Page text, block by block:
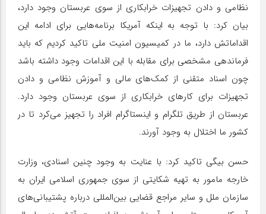
نظامی و دادن تجهیزات خرابکاری از سوی عربستان وجود دارد،
بیان کرد: با توجه به اینکه آمریکا برنامه‌هایی برای ادامه این
اقداماتش دارد، ما در کمیسیون امنیت ملی تاکید کردیم که باید
فرماندهی مشخصی برای مقابله با این اقدامات وجود داشته باشد
چون اسناد متقنی از کمک‌های مالی و آموزش نظامی و دادن
تجهیزات برای کارهای خرابکاری از سوی عربستان وجود دارد.
عربستان از طریق تلگرام و اینستاگرام افراد را تجهیز می‌کرد تا در
کشور ما اختلال به وجود آورند.
حسن بیگی تاکید کرد: با عنایت به وجود چنین اسنادی، وزارت
خارجه مامور به تهیه شکایتی از سوی جمهوری اسلامی ایران به
سازمان ملل و سایر مراجع قضایی بین‌المللی درباره پشتیبانی‌های